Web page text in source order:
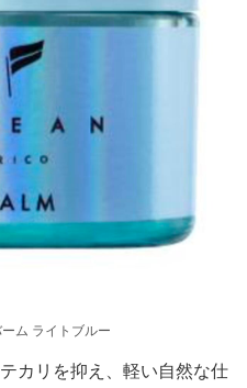
ム ライトブルー
カリを抑え、軽い自然な仕